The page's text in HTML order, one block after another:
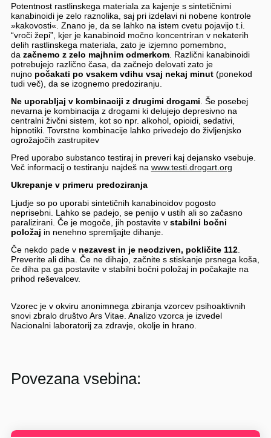
Potentnost rastlinskega materiala za kajenje s sintetičnimi
kanabinoidi je zelo raznolika, saj pri izdelavi ni nobene kontrole
»kakovosti«. Znano je, da se lahko na istem cvetu pojavijo t.i.
“vroči žepi”, kjer je kanabinoid močno koncentriran v nekaterih
delih rastlinskega materiala, zato je izjemno pomembno,
da začnemo z zelo majhnim odmerkom. Različni kanabinoidi
potrebujejo različno časa, da začnejo delovati zato je
nujno počakati po vsakem vdihu vsaj nekaj minut(ponekod
tudi več), da se izognemo predoziranju.
Ne uporabljaj v kombinaciji z drugimi drogami . Še posebej
nevarna je kombinacija z drogami ki delujejo depresivno na
centralni živčni sistem, kot so npr. alkohol, opioidi, sedativi,
hipnotiki. Tovrstne kombinacije lahko privedejo do življenjsko
ogrožajočih zastrupitev
Pred uporabo substanco testiraj in preveri kaj dejansko vsebuje.
Več informacij o testiranju najdeš na www.testi.drogart.org
Ukrepanje v primeru predoziranja
Ljudje so po uporabi sintetičnih kanabinoidov pogosto
neprisebni. Lahko se padejo, se penijo v ustih ali so začasno
paralizirani. Če je mogoče, jih postavite v stabilni bočni
položaj in nenehno spremljajte dihanje.
Če nekdo pade v nezavest in je neodziven, pokličite 112.
Preverite ali diha. Če ne dihajo, začnite s stiskanje prsnega koša,
če diha pa ga postavite v stabilni bočni položaj in počakajte na
prihod reševalcev.
Vzorec je v okviru anonimnega zbiranja vzorcev psihoaktivnih
snovi zbralo društvo Ars Vitae. Analizo vzorca je izvedel
Nacionalni laboratorij za zdravje, okolje in hrano.
Povezana vsebina: